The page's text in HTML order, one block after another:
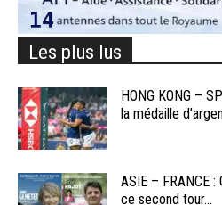
Les plus lus
HONG KONG –
la médaille
ASIE – FRANCE
ce second tour...